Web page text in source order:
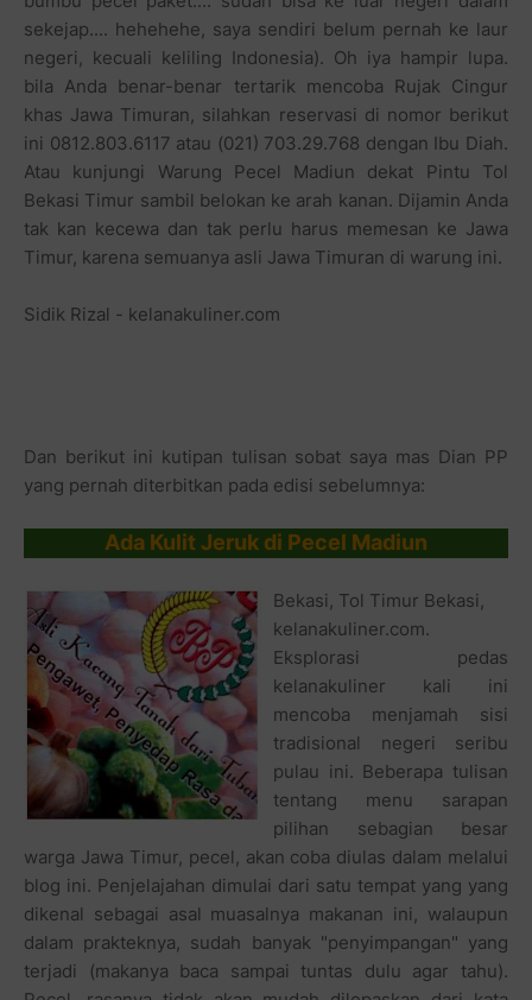
sekejap.... hehehehe, saya sendiri belum pernah ke laur
negeri, kecuali keliling Indonesia). Oh iya hampir lupa.
bila Anda benar-benar tertarik mencoba Rujak Cingur
khas Jawa Timuran, silahkan reservasi di nomor berikut
ini 0812.803.6117 atau (021) 703.29.768 dengan Ibu Diah.
Atau kunjungi Warung Pecel Madiun dekat Pintu Tol
Bekasi Timur sambil belokan ke arah kanan. Dijamin Anda
tak kan kecewa dan tak perlu harus memesan ke Jawa
Timur, karena semuanya asli Jawa Timuran di warung ini.
Sidik Rizal - kelanakuliner.com
Dan berikut ini kutipan tulisan sobat saya mas Dian PP
yang pernah diterbitkan pada edisi sebelumnya:
Ada Kulit Jeruk di Pecel Madiun
Bekasi, Tol Timur Bekasi,
kelanakuliner.com.
Eksplorasi pedas
kelanakuliner kali ini
mencoba menjamah sisi
tradisional negeri seribu
pulau ini. Beberapa tulisan
tentang menu sarapan
pilihan sebagian besar
warga Jawa Timur, pecel, akan coba diulas dalam melalui
blog ini. Penjelajahan dimulai dari satu tempat yang yang
dikenal sebagai asal muasalnya makanan ini, walaupun
dalam prakteknya, sudah banyak "penyimpangan" yang
terjadi (makanya baca sampai tuntas dulu agar tahu).